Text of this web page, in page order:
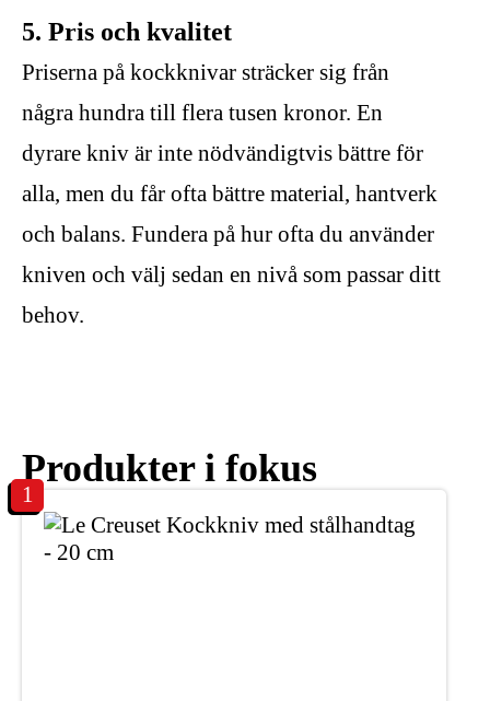
5. Pris och kvalitet
Priserna på kockknivar sträcker sig från
några hundra till flera tusen kronor. En
dyrare kniv är inte nödvändigtvis bättre för
alla, men du får ofta bättre material, hantverk
och balans. Fundera på hur ofta du använder
kniven och välj sedan en nivå som passar ditt
behov.
Produkter i fokus
1